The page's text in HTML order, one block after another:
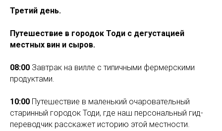
Третий день.
Путешествие в городок Тоди с дегустацией
местных вин и сыров.
08:00 Завтрак на вилле с типичными фермерскими
продуктами.
10:00 Путешествие в маленький очаровательный
старинный городок Тоди, где наш персональный гид-
переводчик расскажет историю этой местности.